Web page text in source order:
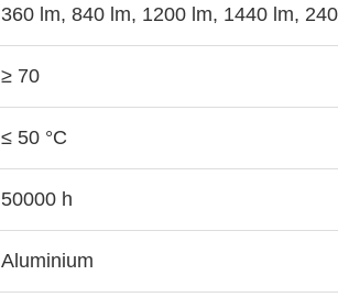
360 lm, 840 lm, 1200 lm, 1440 lm,
≥ 70
≤ 50 °C
50000 h
Aluminium